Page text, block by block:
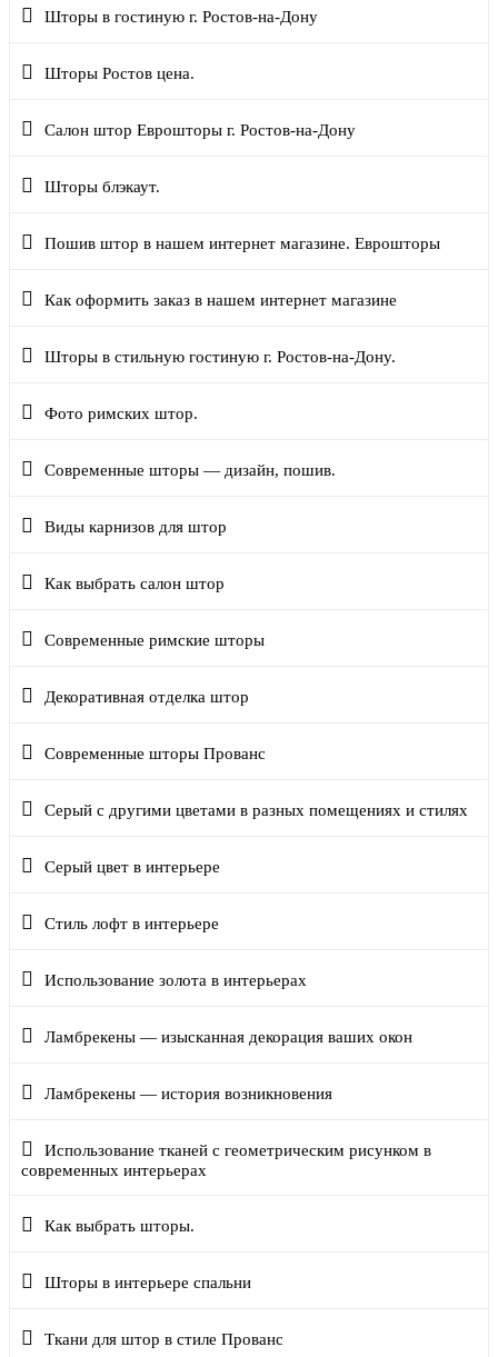
Шторы в гостиную г. Ростов-на-Дону
Шторы Ростов цена.
Салон штор Еврошторы г. Ростов-на-Дону
Шторы блэкаут.
Пошив штор в нашем интернет магазине. Еврошторы
Как оформить заказ в нашем интернет магазине
Шторы в стильную гостиную г. Ростов-на-Дону.
Фото римских штор.
Современные шторы — дизайн, пошив.
Виды карнизов для штор
Как выбрать салон штор
Современные римские шторы
Декоративная отделка штор
Современные шторы Прованс
Серый с другими цветами в разных помещениях и стилях
Серый цвет в интерьере
Стиль лофт в интерьере
Использование золота в интерьерах
Ламбрекены — изысканная декорация ваших окон
Ламбрекены — история возникновения
Использование тканей с геометрическим рисунком в
современных интерьерах
Как выбрать шторы.
Шторы в интерьере спальни
Ткани для штор в стиле Прованс